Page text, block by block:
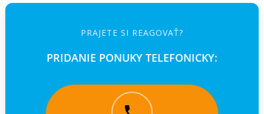
PRAJETE SI REAGOVAŤ?
PRIDANIE PONUKY TELEFONICKY: